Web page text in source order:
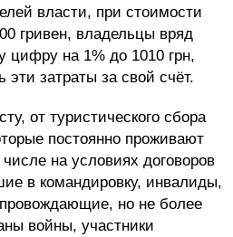
власти, при стоимости
гривен, владельцы вряд
цифру на 1% до 1010 грн,
эти затраты за свой счёт.
от туристического сбора
постоянно проживают
на условиях договоров
в командировку, инвалиды,
но не более
войны, участники